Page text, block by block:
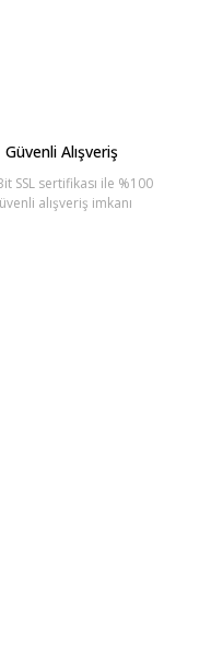
Güvenli Alışveriş
SSL sertifikası ile %100
alışveriş imkanı